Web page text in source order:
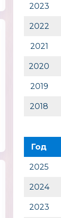
2023
2022
2021
2020
2019
2018
Год
2025
2024
2023